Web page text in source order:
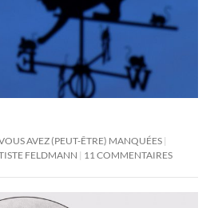
AVEZ (PEUT-ÊTRE) MANQUÉES
FELDMANN 11 COMMENTAIRES